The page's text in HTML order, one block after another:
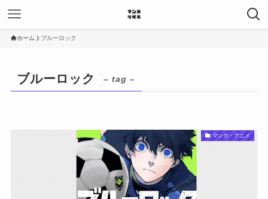
ホーム ブルーロック
ブルーロック – tag –
マンガ・アニメ